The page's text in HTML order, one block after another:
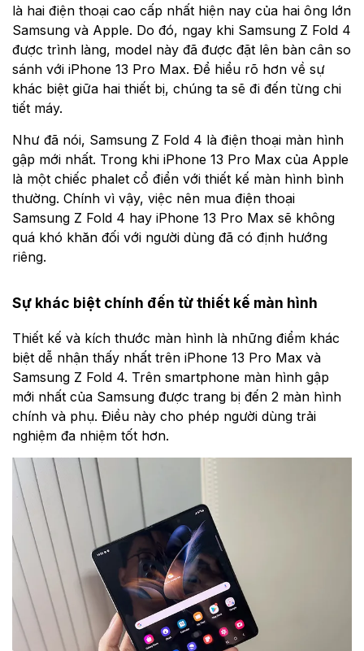
là hai điện thoại cao cấp nhất hiện nay của hai ông lớn
Samsung và Apple. Do đó, ngay khi Samsung Z Fold 4
được trình làng, model này đã được đặt lên bàn cân so
sánh với iPhone 13 Pro Max. Để hiểu rõ hơn về sự
khác biệt giữa hai thiết bị, chúng ta sẽ đi đến từng chi
tiết máy.
Như đã nói, Samsung Z Fold 4 là điện thoại màn hình
gập mới nhất. Trong khi iPhone 13 Pro Max của Apple
là một chiếc phalet cổ điển với thiết kế màn hình bình
thường. Chính vì vậy, việc nên mua điện thoại
Samsung Z Fold 4 hay iPhone 13 Pro Max sẽ không
quá khó khăn đối với người dùng đã có định hướng
riêng.
Sự khác biệt chính đến từ thiết kế màn hình
Thiết kế và kích thước màn hình là những điểm khác
biệt dễ nhận thấy nhất trên iPhone 13 Pro Max và
Samsung Z Fold 4. Trên smartphone màn hình gập
mới nhất của Samsung được trang bị đến 2 màn hình
chính và phụ. Điều này cho phép người dùng trải
nghiệm đa nhiệm tốt hơn.